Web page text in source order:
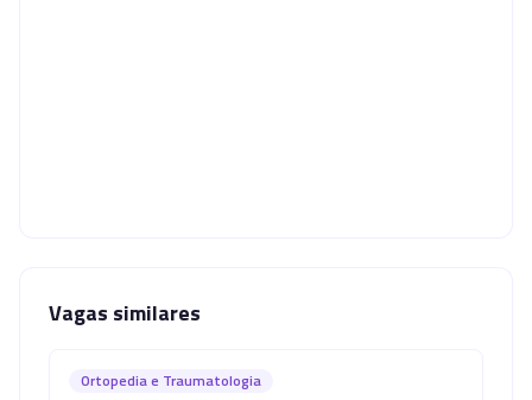
Vagas similares
Ortopedia e Traumatologia